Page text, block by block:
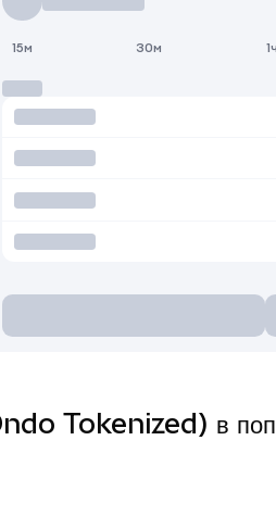
15м 30м 1ч
Tokenized) в